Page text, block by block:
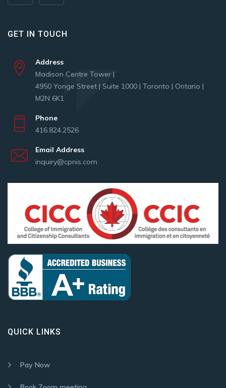
GET IN TOUCH
Address
Madison Centre Tower |
4950 Yonge Street | Suite 1000 | Toronto | Ontario |
M2N 6K1
Phone
416.824.2526
Email Address
inquiry@cpnis.com
QUICK LINKS
Pay Now